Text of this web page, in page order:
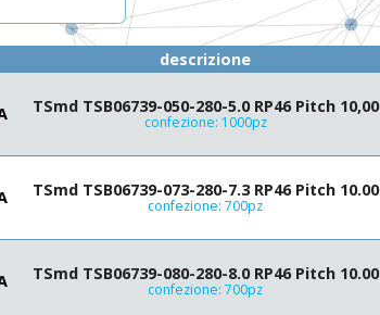
5.5
5.85
6.54
6.85
7
7.1
7.3
7.7
descrizione
TSmd TSB06739-050-280-5.0 RP46 Pitch 10,00
confezione: 1000pz
TSmd TSB06739-073-280-7.3 RP46 Pitch 10.00
confezione: 700pz
TSmd TSB06739-080-280-8.0 RP46 Pitch 10.00
confezione: 700pz